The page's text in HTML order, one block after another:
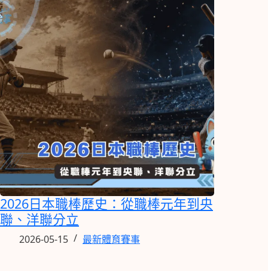
2026日本職棒歷史：從職棒元年到央
聯、洋聯分立
2026-05-15 最新體育賽事